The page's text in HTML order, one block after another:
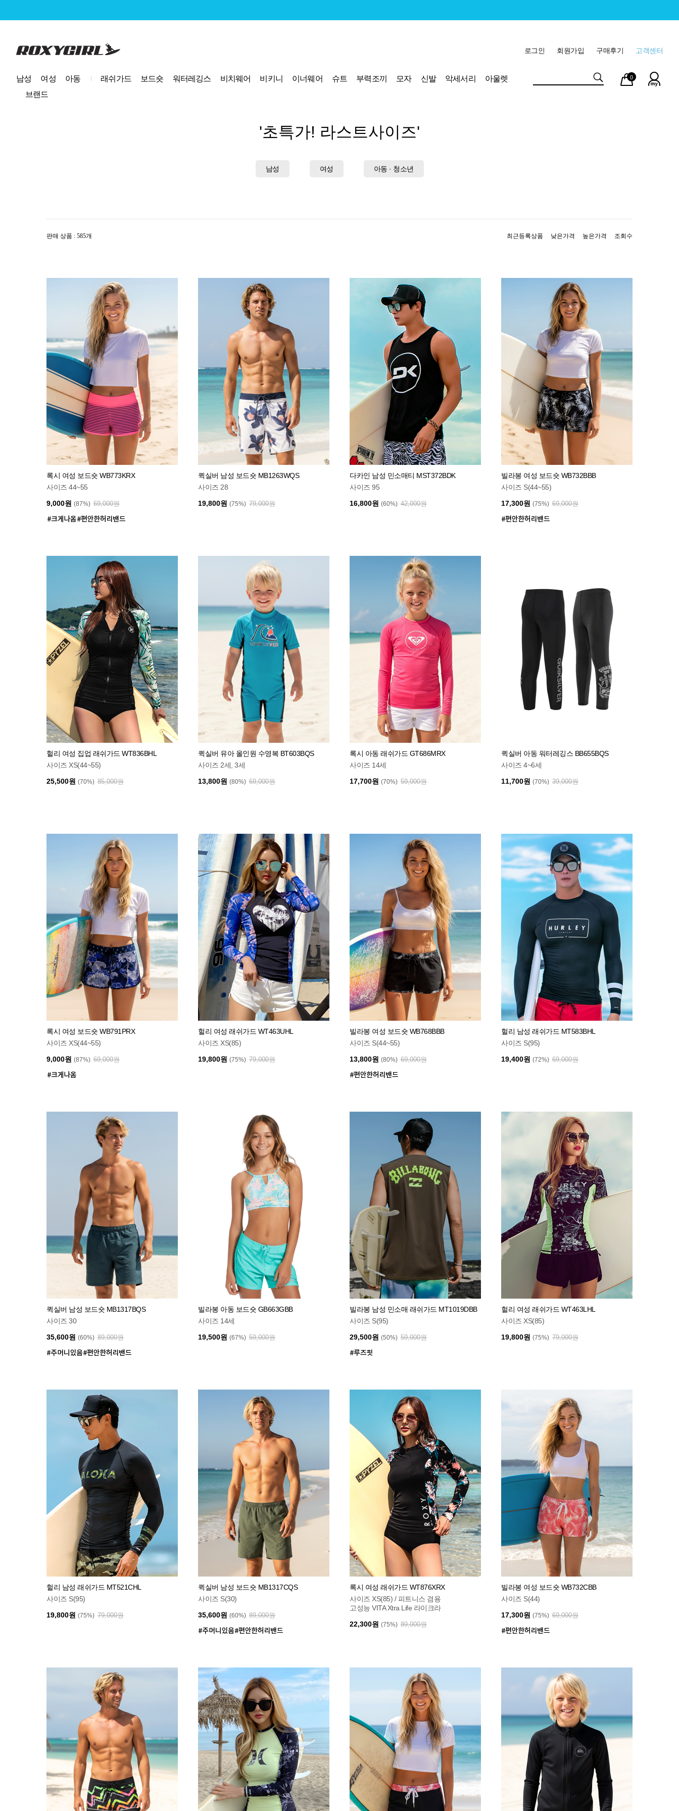
로고 고객센터
구매후기
회원가입
로그인
남성 여성 아동 래쉬가드 보드숏 워터레깅스 비치웨어 비키니 이너웨어 슈트 부력조끼 모자 신발 악세서리
아울렛
브랜드
마이
페이
장바
구니
0
'초특가! 라스트사이즈'
남성 여성 아동 · 청소년
판매 상품 : 585개 최근등록상품 낮은가격 높은가격 조회수
록시 여성 보드숏 WB773KRX
사이즈 44~55
9,000원 (87%) 69,000원
퀵실버 남성 보드숏 MB1263WQS
사이즈 28
19,800원 (75%) 79,000원
다카인 남성 민소매티 MST372BDK
사이즈 95
16,800원 (60%) 42,000원
빌라봉 여성 보드숏 WB732BBB
사이즈 S(44~55)
17,300원 (75%) 69,000원
헐리 여성 집업 래쉬가드 WT836BHL
사이즈 XS(44~55)
25,500원 (70%) 85,000원
퀵실버 유아 올인원 수영복 BT603BQS
사이즈 2세, 3세
13,800원 (80%) 69,000원
록시 아동 래쉬가드 GT686MRX
사이즈 14세
17,700원 (70%) 59,000원
퀵실버 아동 워터레깅스 BB655BQS
사이즈 4~6세
11,700원 (70%) 39,000원
록시 여성 보드숏 WB791PRX
사이즈 XS(44~55)
9,000원 (87%) 69,000원
헐리 여성 래쉬가드 WT463UHL
사이즈 XS(85)
19,800원 (75%) 79,000원
빌라봉 여성 보드숏 WB768BBB
사이즈 S(44~55)
13,800원 (80%) 69,000원
헐리 남성 래쉬가드 MT583BHL
사이즈 S(95)
19,400원 (72%) 69,000원
퀵실버 남성 보드숏 MB1317BQS
사이즈 30
35,600원 (60%) 89,000원
빌라봉 아동 보드숏 GB663GBB
사이즈 14세
19,500원 (67%) 59,000원
빌라봉 남성 민소매 래쉬가드 MT1019DBB
사이즈 S(95)
29,500원 (50%) 59,000원
헐리 여성 래쉬가드 WT463LHL
사이즈 XS(85)
19,800원 (75%) 79,000원
헐리 남성 래쉬가드 MT521CHL
사이즈 S(95)
19,800원 (75%) 79,000원
퀵실버 남성 보드숏 MB1317CQS
사이즈 S(30)
35,600원 (60%) 89,000원
록시 여성 래쉬가드 WT876XRX
사이즈 XS(85) / 피트니스 겸용
고성능 VITA Xtra Life 라이크라
22,300원 (75%) 89,000원
빌라봉 여성 보드숏 WB732CBB
사이즈 S(44)
17,300원 (75%) 69,000원